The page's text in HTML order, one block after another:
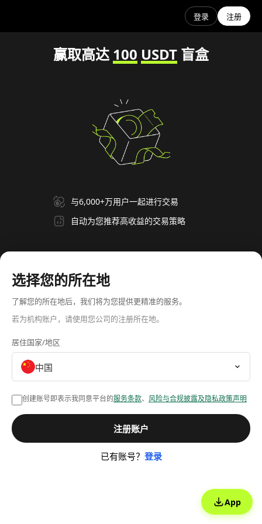
登录 注册
赢取高达100 USDT 盲盒
与6,000+万用户一起进行交易
自动为您推荐高收益的交易策略
选择您的所在地
了解您的所在地后，我们将为您提供更精准的服务。
若为机构账户，请使用您公司的注册所在地。
居住国家/地区
中国
创建账号即表示我同意平台的服务条款、 风险与合规披露及隐私政策声明
注册账户
已有账号？ 登录
App